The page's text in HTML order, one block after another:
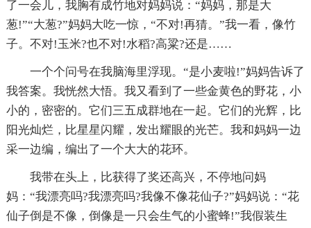
了一会儿，我胸有成竹地对妈妈说：“妈妈，那是大
葱!”“大葱?”妈妈大吃一惊，“不对!再猜。”我一看，像竹
子。不对!玉米?也不对!水稻?高粱?还是……
一个个问号在我脑海里浮现。“是小麦啦!”妈妈告诉了
我答案。我恍然大悟。我又看到了一些金黄色的野花，小
小的，密密的。它们三五成群地在一起。它们的光辉，比
阳光灿烂，比星星闪耀，发出耀眼的光芒。我和妈妈一边
采一边编，编出了一个大大的花环。
我带在头上，比获得了奖还高兴，不停地问妈
妈：“我漂亮吗?我漂亮吗?我像不像花仙子?”妈妈说：“花
仙子倒是不像，倒像是一只会生气的小蜜蜂!”我假装生